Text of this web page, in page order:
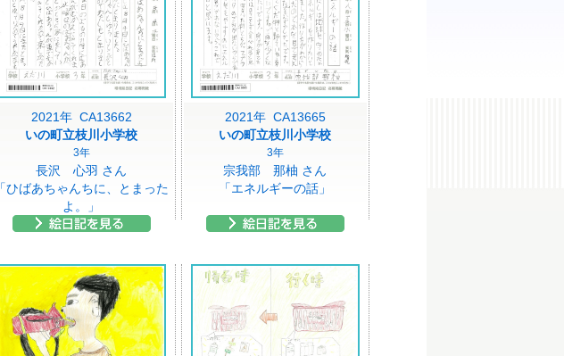
2021年 CA13662
いの町立枝川小学校
3年
長沢 心羽 さん
「ひばあちゃんちに、とまった
よ。」
2021年 CA13665
いの町立枝川小学校
3年
宗我部 那柚 さん
「エネルギーの話」